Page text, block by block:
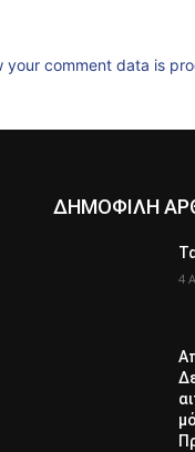
your comment data is
ΔΗΜΟΦΙΛΗ
4